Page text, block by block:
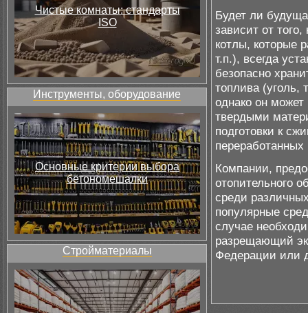
Чистые комнаты: стандарты
ISO
Инструменты, оборудование
Основные критерии выбора
бетономешалки
Стройматериалы
Будет ли
зависит от
котлы, которые
т.п.), всегда
безопасно
топлива (уголь,
однако он может
твердыми
подготовки к
Компании,
отопительного
среди
популярные
случае
разрещающий
Федерации или